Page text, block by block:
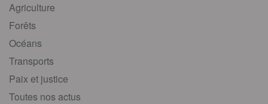
Agriculture
Forêts
Océans
Transports
Paix et justice
Toutes nos actus